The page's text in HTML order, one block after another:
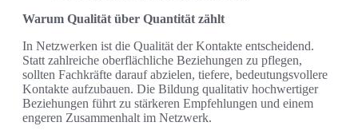
Warum Qualität über Quantität zählt
In Netzwerken ist die Qualität der Kontakte entscheidend.
Statt zahlreiche oberflächliche Beziehungen zu pflegen,
sollten Fachkräfte darauf abzielen, tiefere, bedeutungsvollere
Kontakte aufzubauen. Die Bildung qualitativ hochwertiger
Beziehungen führt zu stärkeren Empfehlungen und einem
engeren Zusammenhalt im Netzwerk.